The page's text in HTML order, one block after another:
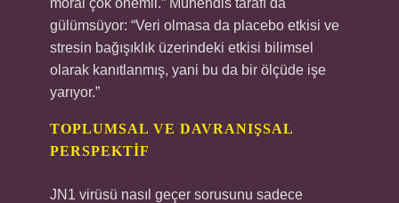
moral çok önemli.” Mühendis tarafı da
gülümsüyor: “Veri olmasa da placebo etkisi ve
stresin bağışıklık üzerindeki etkisi bilimsel
olarak kanıtlanmış, yani bu da bir ölçüde işe
yarıyor.”
TOPLUMSAL VE DAVRANIŞSAL
PERSPEKTIF
JN1 virüsü nasıl geçer sorusunu sadece